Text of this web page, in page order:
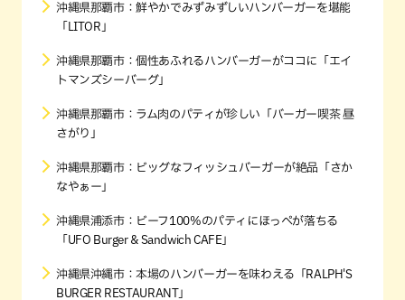
沖縄県那覇市：鮮やかでみずみずしいハンバーガーを堪能
「LITOR」
沖縄県那覇市：個性あふれるハンバーガーがココに「エイ
トマンズシーバーグ」
沖縄県那覇市：ラム肉のパティが珍しい「バーガー喫茶 昼
さがり」
沖縄県那覇市：ビッグなフィッシュバーガーが絶品「さか
なやぁー」
沖縄県浦添市：ビーフ100%のパティにほっぺが落ちる
「UFO Burger & Sandwich CAFE」
沖縄県沖縄市：本場のハンバーガーを味わえる「RALPH'S
BURGER RESTAURANT」